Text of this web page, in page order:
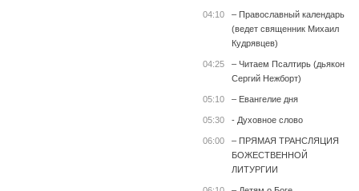
04:10
– Православный календарь
(ведет священник Михаил
Кудрявцев)
04:25
– Читаем Псалтирь (дьякон
Сергий Нежборт)
05:10 – Евангелие дня
05:30 - Духовное слово
06:00
– ПРЯМАЯ ТРАНСЛЯЦИЯ
БОЖЕСТВЕННОЙ
ЛИТУРГИИ